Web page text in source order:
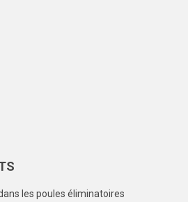
les poules éliminatoires